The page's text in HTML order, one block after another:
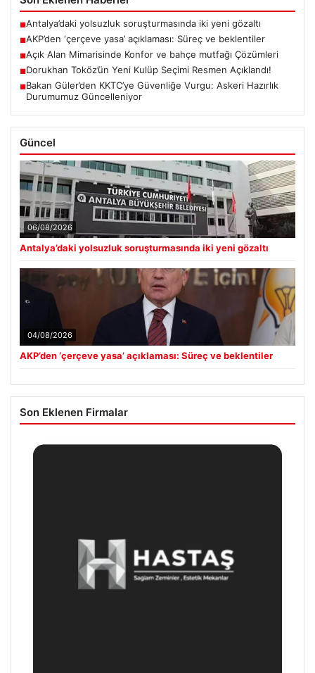
■Antalya’daki yolsuzluk soruşturmasında iki yeni gözaltı
■AKP’den ‘çerçeve yasa’ açıklaması: Süreç ve beklentiler
■Açık Alan Mimarisinde Konfor ve bahçe mutfağı Çözümleri
■Dorukhan Toköz’ün Yeni Kulüp Seçimi Resmen Açıklandı!
■Bakan Güler’den KKTC’ye Güvenliğe Vurgu: Askeri Hazırlık
Durumumuz Güncelleniyor
Güncel
06/08/2026
Antalya’daki yolsuzluk soruşturmasında iki yeni gözaltı
04/08/2026
AKP’den ‘çerçeve yasa’ açıklaması: Süreç ve beklentiler
Son Eklenen Firmalar